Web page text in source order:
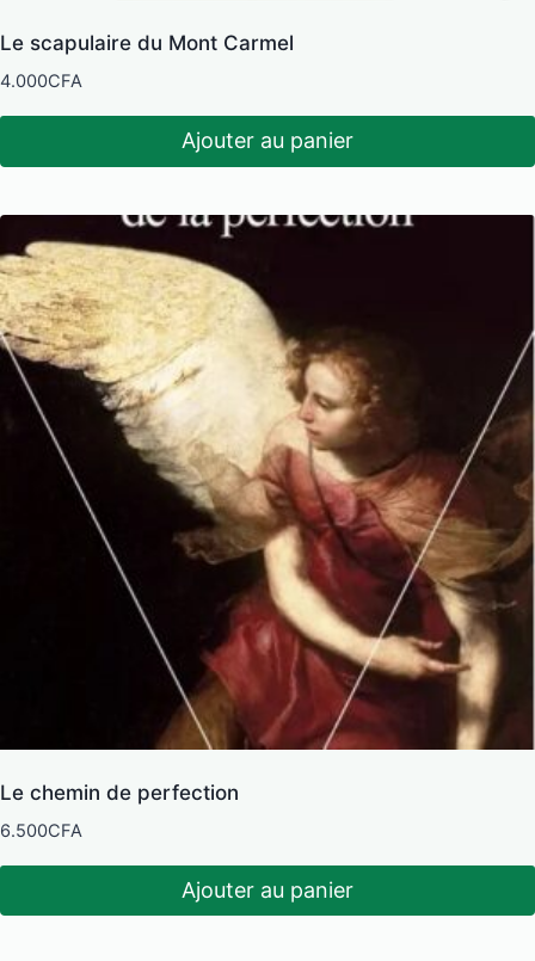
Le scapulaire du Mont Carmel
4.000CFA
Ajouter au panier
Le chemin de perfection
6.500CFA
Ajouter au panier